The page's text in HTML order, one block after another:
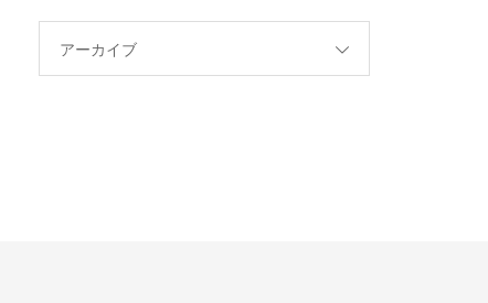
アーカイブ